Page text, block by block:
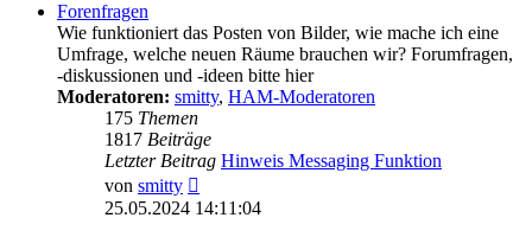
Forenfragen
Wie funktioniert das Posten von Bilder, wie mache ich eine
Umfrage, welche neuen Räume brauchen wir? Forumfragen,
-diskussionen und -ideen bitte hier
Moderatoren: smitty, HAM-Moderatoren
175 Themen
1817 Beiträge
Letzter Beitrag Hinweis Messaging Funktion
von smitty
Beitrag
25.05.2024 14:11:04